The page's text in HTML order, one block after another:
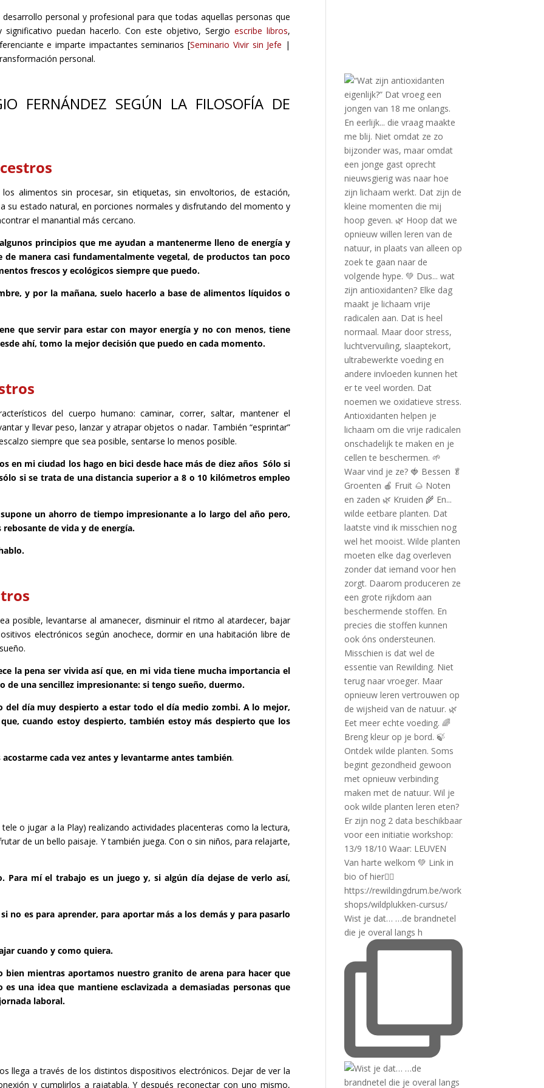
personal y profesional para que todas aquellas personas que
puedan hacerlo. Con este objetivo, Sergioescribe libros,
e imparte impactantes seminarios [Seminario Vivir sin Jefe |
personal.
FERNÁNDEZ SEGÚN LA FILOSOFÍA DE
alimentos sin procesar, sin etiquetas, sin envoltorios, de estación,
su estado natural, en porciones normales y disfrutando del momento y
el manantial más cercano.
principios que me ayudan a mantenerme lleno de energía y
manera casi fundamentalmente vegetal, de productos tan poco
frescos y ecológicos siempre que puedo.
y por la mañana, suelo hacerlo a base de alimentos líquidos o
que servir para estar con mayor energía y no con menos, tiene
ahí, tomo la mejor decisión que puedo en cada momento.
del cuerpo humano: caminar, correr, saltar, mantener el
y llevar peso, lanzar y atrapar objetos o nadar. También “esprintar”
siempre que sea posible, sentarse lo menos posible.
en mi ciudad los hago en bici desde hace más de diez años Sólo si
si se trata de una distancia superior a 8 o 10 kilómetros empleo
un ahorro de tiempo impresionante a lo largo del año pero,
de vida y de energía.
posible, levantarse al amanecer, disminuir el ritmo al atardecer, bajar
electrónicos según anochece, dormir en una habitación libre de
la pena ser vivida así que, en mi vida tiene mucha importancia el
de una sencillez impresionante: si tengo sueño, duermo.
día muy despierto a estar todo el día medio zombi. A lo mejor,
cuando estoy despierto, también estoy más despierto que los
cada vez antes y levantarme antes también.
o jugar a la Play) realizando actividades placenteras como la lectura,
de un bello paisaje. Y también juega. Con o sin niños, para relajarte,
Para mí el trabajo es un juego y, si algún día dejase de verlo así,
no es para aprender, para aportar más a los demás y para pasarlo
cuando y como quiera.
bien mientras aportamos nuestro granito de arena para hacer que
una idea que mantiene esclavizada a demasiadas personas que
laboral.
llega a través de los distintos dispositivos electrónicos. Dejar de ver la
y cumplirlos a rajatabla. Y después reconectar con uno mismo,
Wist je dat… …de brandnetel
die je overal langs h